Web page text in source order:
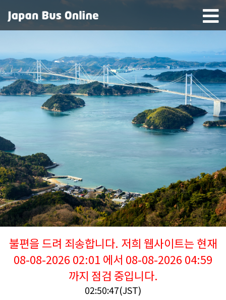
불편을 드려 죄송합니다. 저희 웹사이트는 현재
08-08-2026 02:01 에서 08-08-2026 04:59
까지 점검 중입니다.
02:50:47(JST)